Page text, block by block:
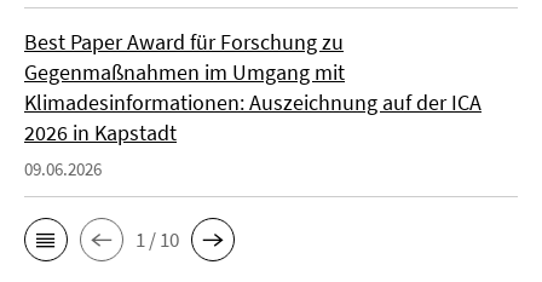
Best Paper Award für Forschung zu
Gegenmaßnahmen im Umgang mit
Klimadesinformationen: Auszeichnung auf der ICA
2026 in Kapstadt
09.06.2026
1 / 10